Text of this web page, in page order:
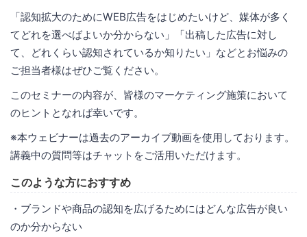
「認知拡大のためにWEB広告をはじめたいけど、媒体が多く
てどれを選べばよいか分からない」「出稿した広告に対し
て、どれくらい認知されているか知りたい」などとお悩みの
ご担当者様はぜひご覧ください。
このセミナーの内容が、皆様のマーケティング施策において
のヒントとなれば幸いです。
※本ウェビナーは過去のアーカイブ動画を使用しております。
講義中の質問等はチャットをご活用いただけます。
このような方におすすめ
・ブランドや商品の認知を広げるためにはどんな広告が良い
のか分からない